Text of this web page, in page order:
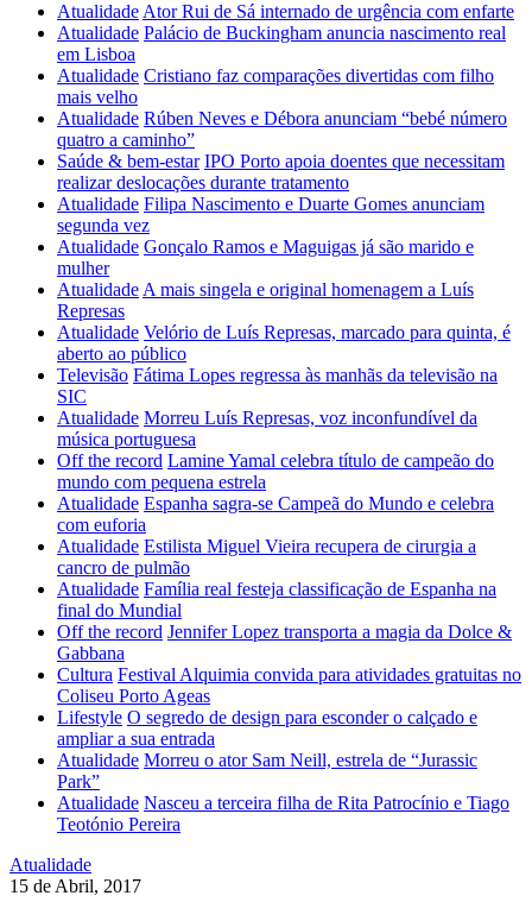
Atualidade Ator Rui de Sá internado de urgência com enfarte
Atualidade Palácio de Buckingham anuncia nascimento real
em Lisboa
Atualidade Cristiano faz comparações divertidas com filho
mais velho
Atualidade Rúben Neves e Débora anunciam “bebé número
quatro a caminho”
Saúde & bem-estar IPO Porto apoia doentes que necessitam
realizar deslocações durante tratamento
Atualidade Filipa Nascimento e Duarte Gomes anunciam
segunda vez
Atualidade Gonçalo Ramos e Maguigas já são marido e
mulher
Atualidade A mais singela e original homenagem a Luís
Represas
Atualidade Velório de Luís Represas, marcado para quinta, é
aberto ao público
Televisão Fátima Lopes regressa às manhãs da televisão na
SIC
Atualidade Morreu Luís Represas, voz inconfundível da
música portuguesa
Off the record Lamine Yamal celebra título de campeão do
mundo com pequena estrela
Atualidade Espanha sagra-se Campeã do Mundo e celebra
com euforia
Atualidade Estilista Miguel Vieira recupera de cirurgia a
cancro de pulmão
Atualidade Família real festeja classificação de Espanha na
final do Mundial
Off the record Jennifer Lopez transporta a magia da Dolce &
Gabbana
Cultura Festival Alquimia convida para atividades gratuitas no
Coliseu Porto Ageas
Lifestyle O segredo de design para esconder o calçado e
ampliar a sua entrada
Atualidade Morreu o ator Sam Neill, estrela de “Jurassic
Park”
Atualidade Nasceu a terceira filha de Rita Patrocínio e Tiago
Teotónio Pereira
Atualidade
15 de Abril, 2017